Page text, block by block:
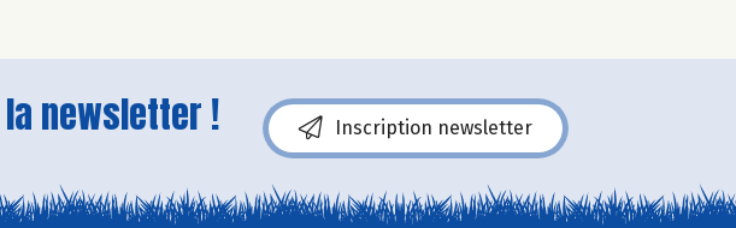
newsletter ! Inscription newsletter